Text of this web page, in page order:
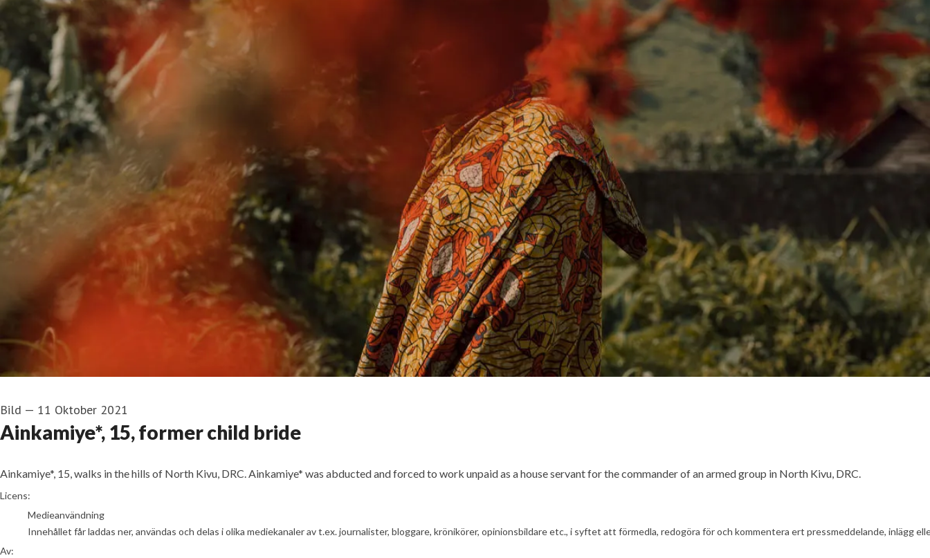
Bild — 11 Oktober 2021
Ainkamiye*, 15, former child bride
Ainkamiye*, 15, walks in the hills of North Kivu, DRC. Ainkamiye* was abducted and forced to work unpaid as a house servant for the commander of an armed group in North Kivu, DRC.
Hugh Kinsella Cunningham / Save the Children
Licens:
Medieanvändning
Innehållet får laddas ner, användas och delas i olika mediekanaler av t.ex. journalister, bloggare, krönikörer, opinionsbildare etc., i syftet att förmedla, redogöra för och kommentera ert pressmeddelande,
Av: